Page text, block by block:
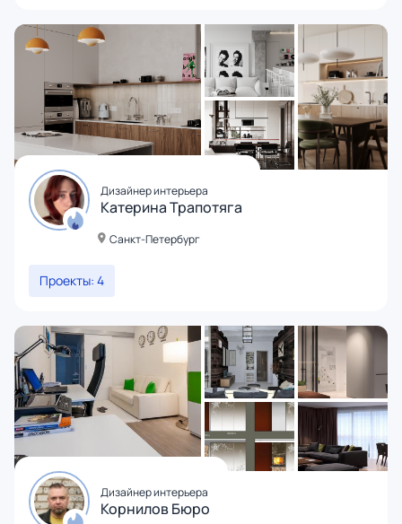
Дизайнер интерьера
Катерина Трапотяга
Санкт-Петербург
Проекты: 4
Дизайнер интерьера
Корнилов Бюро